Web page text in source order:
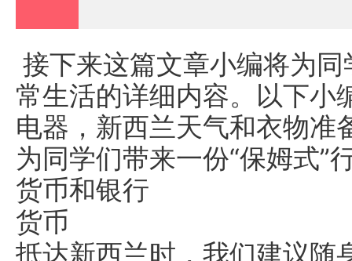
接下来这篇文章小编将为
常生活的详细内容。以下小
电器，新西兰天气和衣物准
为同学们带来一份“保姆式”
货币和银行
货币
抵达新西兰时，我们建议